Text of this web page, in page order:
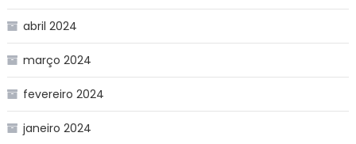
abril 2024
março 2024
fevereiro 2024
janeiro 2024